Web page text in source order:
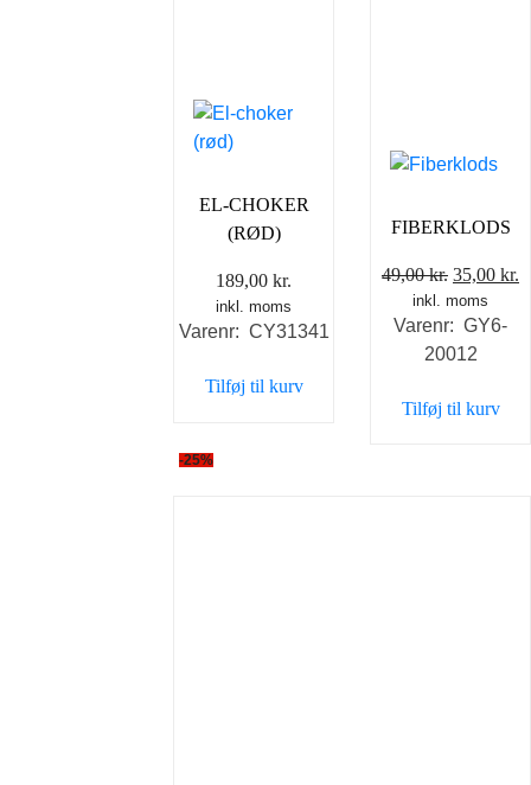
EL-CHOKER
(RØD)
189,00 kr.
inkl. moms
Varenr: CY31341
Tilføj til kurv
FIBERKLODS
49,00kr. Den
pris
var:
35,00 kr.
inkl. moms
Varenr: GY6-
20012
Tilføj til kurv
-25%